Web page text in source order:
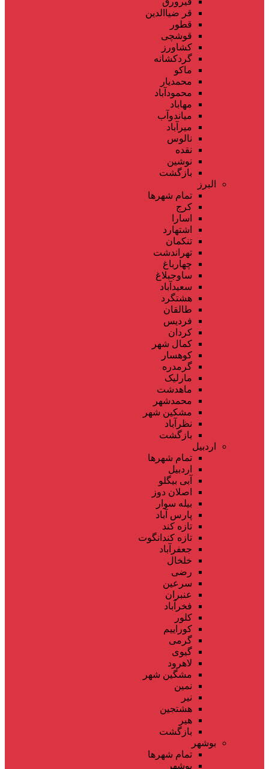
قر ضیاالدین
قطور
قوشچی
کشاورز
گردکشانه
ماکو
محمدیار
محمودآباد
مهاباد
میاندوآب
میرآباد
نالوس
نقده
نوشین
بازگشت
البرز
تمام شهر‌ها
کرج
اسارا
اشتهارد
تنکمان
تهراندشت
چهارباغ
ساوجبلاغ
سعیدآباد
هشتگرد
طالقان
فردیس
کردان
کمال شهر
کوهسار
گرمدره
مارلیک
ماهدشت
محمدشهر
مشکین شهر
نظرآباد
بازگشت
اردبیل
تمام شهر‌ها
اردبیل
آبی بیگلو
اصلان دوز
بیله سوار
پارس آباد
تازه کند
تازه کندانگوت
جعفرآباد
خلخال
رضی
سرعین
عنبران
فخرآباد
کلور
کوراییم
گرمی
گیوی
لاهرود
مشگین شهر
نمین
نیر
هشتجین
هیر
بازگشت
بوشهر
تمام شهر‌ها
بوشهر